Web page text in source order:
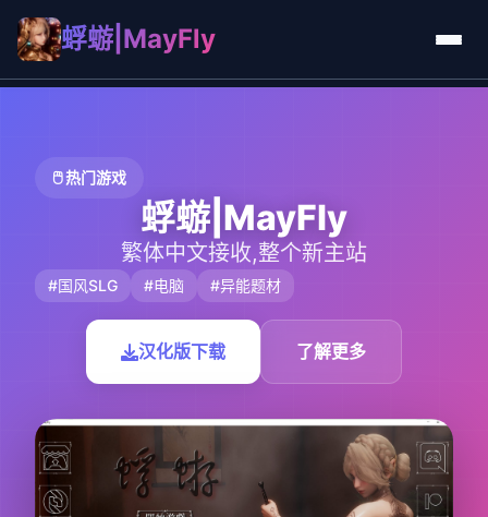
蜉蝣|MayFly
🖱️ 热门游戏
蜉蝣|MayFly
繁体中文接收,整个新主站
#国风SLG #电脑 #异能题材
汉化版下载 了解更多